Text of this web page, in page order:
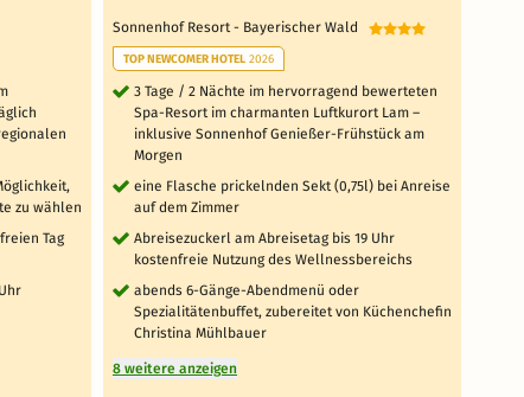
zu wählen
Tag
Sonnenhof Resort - Bayerischer Wald
TOP NEWCOMER HOTEL 2026
3 Tage / 2 Nächte im hervorragend bewerteten
Spa-Resort im charmanten Luftkurort Lam –
inklusive Sonnenhof Genießer-Frühstück am
Morgen
eine Flasche prickelnden Sekt (0,75l) bei Anreise
auf dem Zimmer
Abreisezuckerl am Abreisetag bis 19 Uhr
kostenfreie Nutzung des Wellnessbereichs
abends 6-Gänge-Abendmenü oder
Spezialitätenbuffet, zubereitet von Küchenchefin
Christina Mühlbauer
8 weitere anzeigen